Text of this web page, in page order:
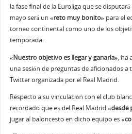
la fase final de la Euroliga que se
mayo será un «reto muy bonito» para el
torneo continental como uno de los
temporada.
«Nuestro objetivo es llegar y ganarla», ha
una sesión de preguntas de aficionados a
Twitter organizada por el Real Madrid.
Respecto a su vinculación con el club
recordado que es del Real Madrid «desde
jugar al baloncesto en dicho equipo es